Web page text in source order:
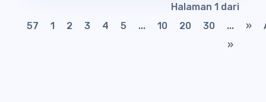
Halaman 1 dari
57
1 2 3 4 5 ... 10 20 30 ... »
»